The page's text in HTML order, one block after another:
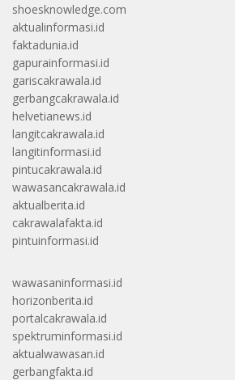
shoesknowledge.com
aktualinformasi.id
faktadunia.id
gapurainformasi.id
gariscakrawala.id
gerbangcakrawala.id
helvetianews.id
langitcakrawala.id
langitinformasi.id
pintucakrawala.id
wawasancakrawala.id
aktualberita.id
cakrawalafakta.id
pintuinformasi.id
wawasaninformasi.id
horizonberita.id
portalcakrawala.id
spektruminformasi.id
aktualwawasan.id
gerbangfakta.id